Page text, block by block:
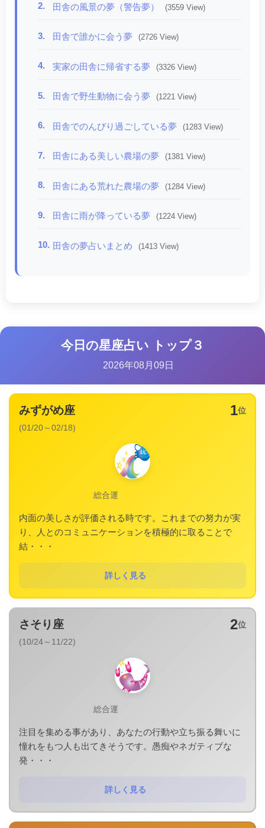
2. 田舎の風景の夢（警告夢） (3559 View)
3. 田舎で誰かに会う夢 (2726 View)
4. 実家の田舎に帰省する夢 (3326 View)
5. 田舎で野生動物に会う夢 (1221 View)
6. 田舎でのんびり過ごしている夢 (1283 View)
7. 田舎にある美しい農場の夢 (1381 View)
8. 田舎にある荒れた農場の夢 (1284 View)
9. 田舎に雨が降っている夢 (1224 View)
10. 田舎の夢占いまとめ (1413 View)
今日の星座占い トップ３
2026年08月09日
1位
みずがめ座
(01/20～02/18)
総合運
内面の美しさが評価される時です。これまでの努力が実
り、人とのコミュニケーションを積極的に取ることで
結・・・
詳しく見る
2位
さそり座
(10/24～11/22)
総合運
注目を集める事があり、あなたの行動や立ち振る舞いに
憧れをもつ人も出てきそうです。愚痴やネガティブな
発・・・
詳しく見る